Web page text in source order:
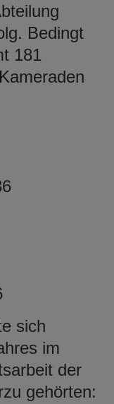
Bedingt
181
sich
im
der
gehörten: